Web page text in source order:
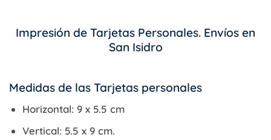
Impresión de Tarjetas Personales. Envíos en
San Isidro
Medidas de las Tarjetas personales
Horizontal: 9 x 5.5 cm
Vertical: 5.5 x 9 cm.